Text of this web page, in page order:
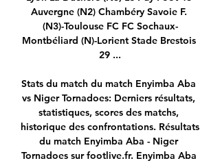
Auvergne (N2) Chambéry Savoie F.
(N3)-Toulouse FC FC Sochaux-
Montbéliard (N)-Lorient Stade Brestois
29 ...
Stats du match du match Enyimba Aba
vs Niger Tornadoes: Derniers résultats,
statistiques, scores des matchs,
historique des confrontations. Résultats
du match Enyimba Aba - Niger
Tornadoes sur footlive.fr. Enyimba Aba